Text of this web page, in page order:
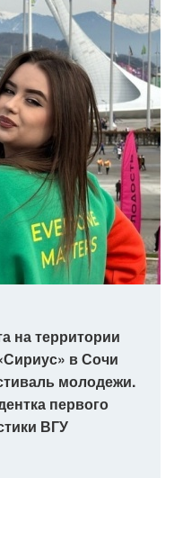
на территории
в Сочи
молодежи.
первого
ВГУ